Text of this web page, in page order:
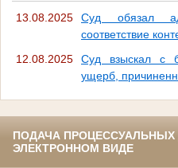
13.08.2025
Суд обязал
соответствие
12.08.2025
Суд взыскал с
ущерб,
ПОДАЧА
ЭЛЕКТРОННОМ ВИДЕ